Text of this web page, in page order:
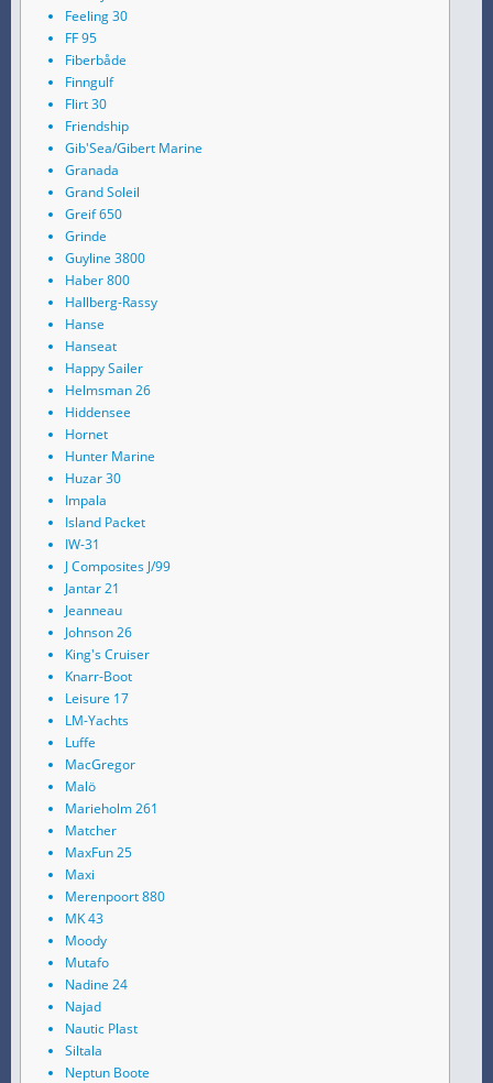
Feeling 30
FF 95
Fiberbåde
Finngulf
Flirt 30
Friendship
Gib'Sea/Gibert Marine
Granada
Grand Soleil
Greif 650
Grinde
Guyline 3800
Haber 800
Hallberg-Rassy
Hanse
Hanseat
Happy Sailer
Helmsman 26
Hiddensee
Hornet
Hunter Marine
Huzar 30
Impala
Island Packet
IW-31
J Composites J/99
Jantar 21
Jeanneau
Johnson 26
King's Cruiser
Knarr-Boot
Leisure 17
LM-Yachts
Luffe
MacGregor
Malö
Marieholm 261
Matcher
MaxFun 25
Maxi
Merenpoort 880
MK 43
Moody
Mutafo
Nadine 24
Najad
Nautic Plast
Siltala
Neptun Boote